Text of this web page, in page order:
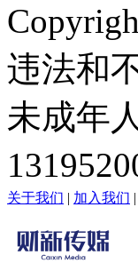
违法和
未成年
关于我们 | 加入我们 |